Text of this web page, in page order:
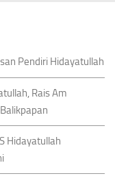
Pendiri Hidayatullah
Rais Am
Hidayatullah